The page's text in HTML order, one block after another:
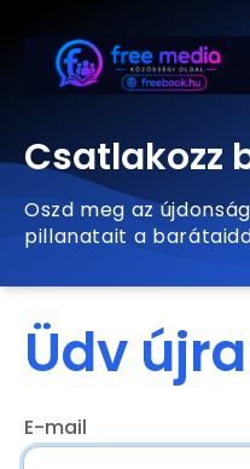
Csatlakozz
Oszd meg az
pillanatait a
Üdv
E-mail